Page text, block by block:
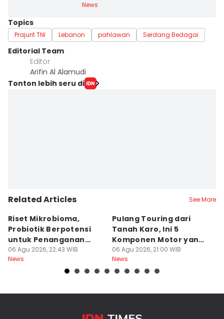
News
Topics
Prajurit TNI Lebanon pahlawan Serdang Bedagai
Editorial Team
Editor
Arifin Al Alamudi
Tonton lebih seru di
Related Articles See More
Riset Mikrobioma,
Probiotik Berpotensi
untuk Penanganan
Jerawat
06 Agu 2026, 22:43 WIB
News
Pulang Touring dari
Tanah Karo, Ini 5
Komponen Motor yang
Wajib Dicek
06 Agu 2026, 21:00 WIB
News